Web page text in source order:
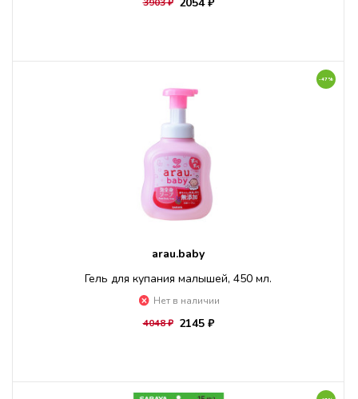
-47%
arau.baby
Гель для купания малышей, 450 мл.
Нет в наличии
4048 ₽ 2145 ₽